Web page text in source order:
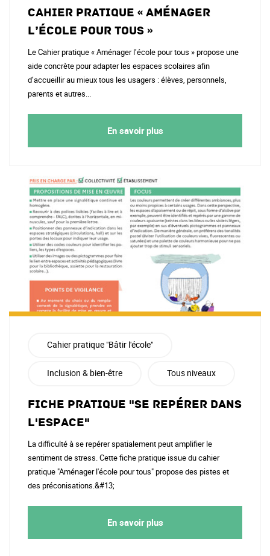
Cahier pratique « Aménager
l’école pour tous »
Le Cahier pratique « Aménager l’école pour tous » propose une
aide concrète pour adapter les espaces scolaires afin
d’accueillir au mieux tous les usagers : élèves, personnels,
parents et autres...
En savoir plus
Cahier pratique "Bâtir l'école"
Inclusion & bien-être Tous niveaux
Fiche pratique "se repérer dans
l'espace"
La difficulté à se repérer spatialement peut amplifier le
sentiment de stress. Cette fiche pratique issue du cahier
pratique "Aménager l'école pour tous" propose des pistes et
des préconisations.&#13;
En savoir plus